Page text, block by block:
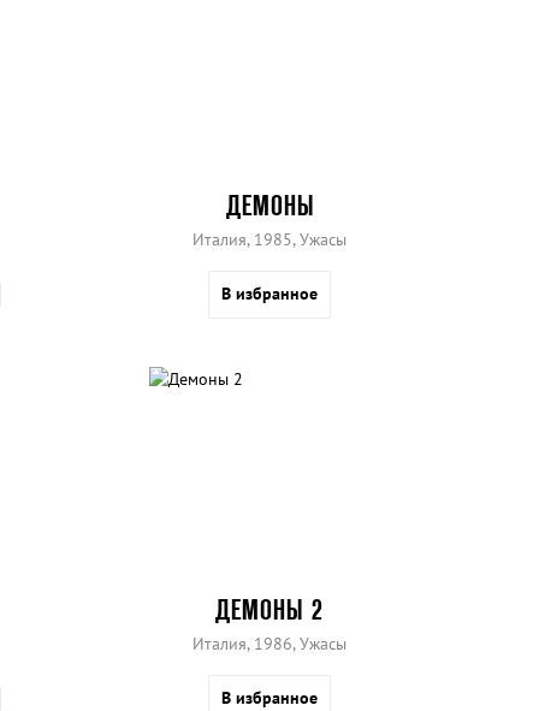
ДЕМОНЫ
Италия, 1985, Ужасы
В избранное
ДЕМОНЫ 2
Италия, 1986, Ужасы
В избранное